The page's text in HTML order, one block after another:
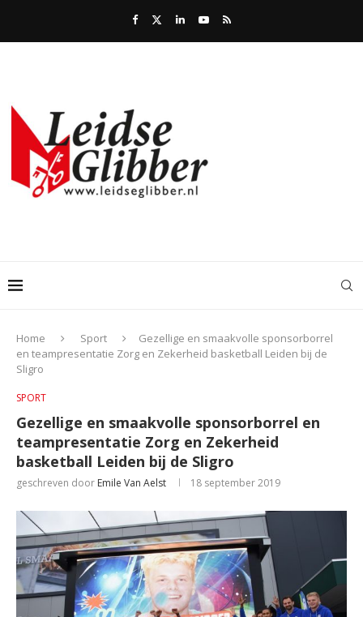
Home Sport
Gezellige en smaakvolle sponsorborrel
en teampresentatie Zorg en Zekerheid basketball Leiden bij de
Sligro
SPORT
Gezellige en smaakvolle sponsorborrel en
teampresentatie Zorg en Zekerheid
basketball Leiden bij de Sligro
geschreven door Emile Van Aelst 18 september 2019